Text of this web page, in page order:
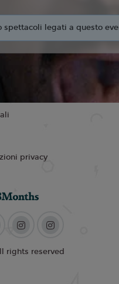
spettacoli legati a questo
privacy
rights reserved